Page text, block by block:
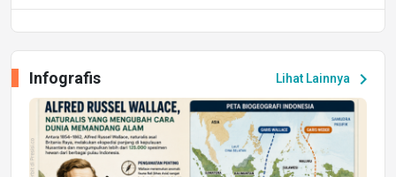
Peluang Kerja dan Magang
Jumat, 17 Jul 2026 22:30
DAERAH
Astra Motor Kalimantan Timur 2 Dukung
Lihat Lainnya chevron_right
Infografis